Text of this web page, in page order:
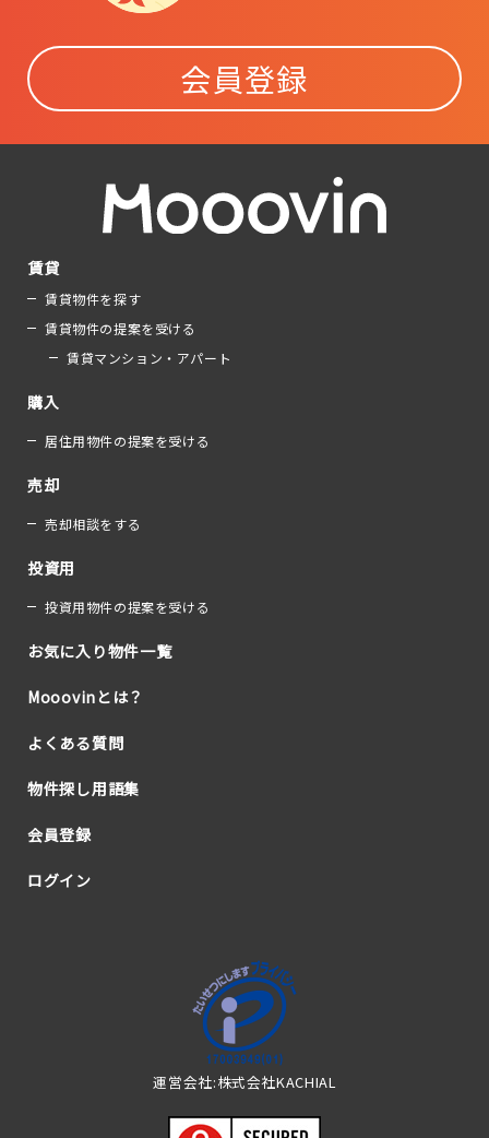
会員登録
賃貸
賃貸物件を探す
賃貸物件の提案を受ける
賃貸マンション・アパート
購入
居住用物件の提案を受ける
売却
売却相談をする
投資用
投資用物件の提案を受ける
お気に入り物件一覧
Mooovinとは？
よくある質問
物件探し用語集
会員登録
ログイン
運営会社:株式会社KACHIAL